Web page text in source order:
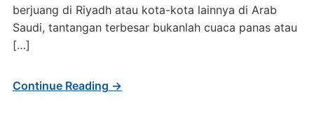
berjuang di Riyadh atau kota-kota lainnya di Arab
Saudi, tantangan terbesar bukanlah cuaca panas atau
[…]
Continue Reading →